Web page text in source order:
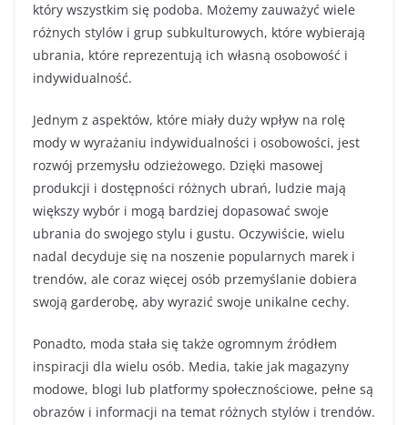
który wszystkim się podoba. Możemy zauważyć wiele
różnych stylów i grup subkulturowych, które wybierają
ubrania, które reprezentują ich własną osobowość i
indywidualność.
Jednym z aspektów, które miały duży wpływ na rolę
mody w wyrażaniu indywidualności i osobowości, jest
rozwój przemysłu odzieżowego. Dzięki masowej
produkcji i dostępności różnych ubrań, ludzie mają
większy wybór i mogą bardziej dopasować swoje
ubrania do swojego stylu i gustu. Oczywiście, wielu
nadal decyduje się na noszenie popularnych marek i
trendów, ale coraz więcej osób przemyślanie dobiera
swoją garderobę, aby wyrazić swoje unikalne cechy.
Ponadto, moda stała się także ogromnym źródłem
inspiracji dla wielu osób. Media, takie jak magazyny
modowe, blogi lub platformy społecznościowe, pełne są
obrazów i informacji na temat różnych stylów i trendów.